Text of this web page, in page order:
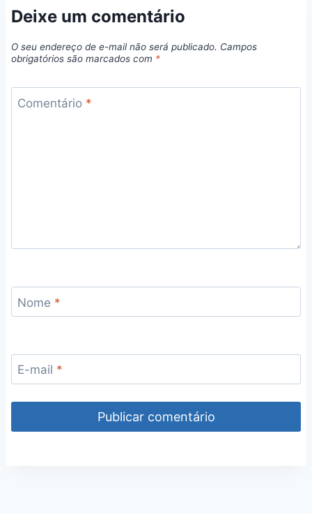
Deixe um comentário
O seu endereço de e-mail não será publicado. Campos
obrigatórios são marcados com *
Comentário *
Nome *
E-mail *